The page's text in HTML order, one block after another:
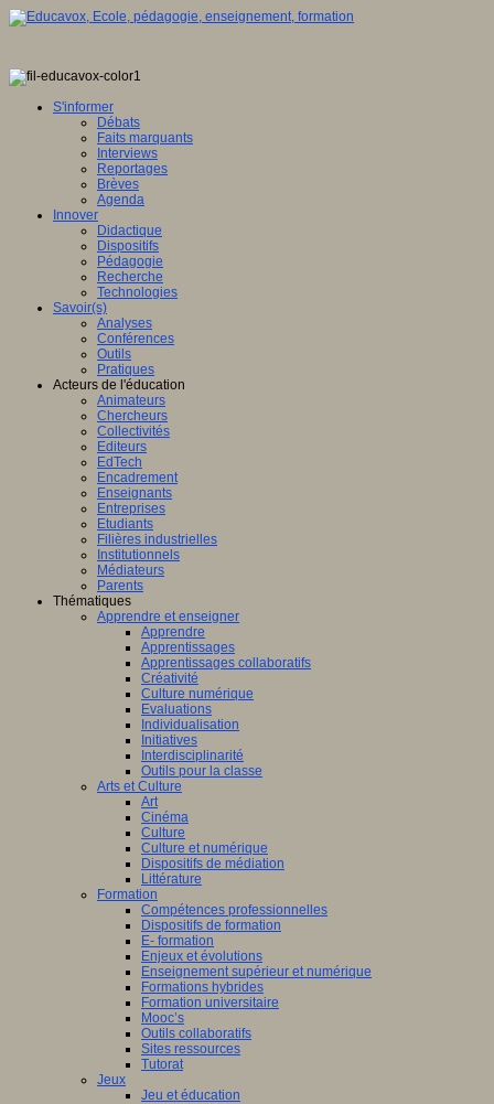
S'informer
Débats
Faits marquants
Interviews
Reportages
Brèves
Agenda
Innover
Didactique
Dispositifs
Pédagogie
Recherche
Technologies
Savoir(s)
Analyses
Conférences
Outils
Pratiques
Acteurs de l'éducation
Animateurs
Chercheurs
Collectivités
Editeurs
EdTech
Encadrement
Enseignants
Entreprises
Etudiants
Filières industrielles
Institutionnels
Médiateurs
Parents
Thématiques
Apprendre et enseigner
Apprendre
Apprentissages
Apprentissages collaboratifs
Créativité
Culture numérique
Evaluations
Individualisation
Initiatives
Interdisciplinarité
Outils pour la classe
Arts et Culture
Art
Cinéma
Culture
Culture et numérique
Dispositifs de médiation
Littérature
Formation
Compétences professionnelles
Dispositifs de formation
E- formation
Enjeux et évolutions
Enseignement supérieur et numérique
Formations hybrides
Formation universitaire
Mooc’s
Outils collaboratifs
Sites ressources
Tutorat
Jeux
Jeu et éducation